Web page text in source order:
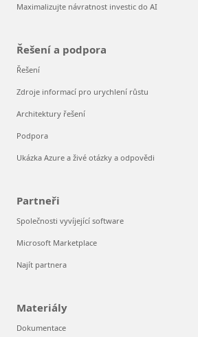
Maximalizujte návratnost investic do AI
Řešení a podpora
Řešení
Zdroje informací pro urychlení růstu
Architektury řešení
Podpora
Ukázka Azure a živé otázky a odpovědi
Partneři
Společnosti vyvíjející software
Microsoft Marketplace
Najít partnera
Materiály
Dokumentace